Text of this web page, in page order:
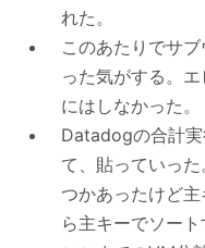
れた。
このあたりでサ
った気がする。
にはしなかった。
Datadogの合計
て、貼っていった
つかあったけど
ら主キーでソート